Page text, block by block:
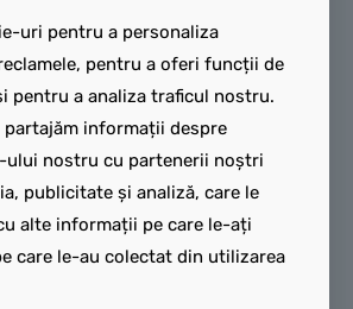
culoare
cu
de
și
albastră
plăcile
în costum de pterodactil,
Baubau, Pilot de curse cu
rucsac cu propulsie, Iubitor
de pisici, Practicant de
longboarding, Puști
astronom, Cupidon, Fan în
costum de hamster și
Colecționar de jucării de
uri pentru a personaliza
pentru a oferi funcții de
pentru a analiza traficul nostru.
partajăm informații despre
ului nostru cu partenerii noștri
publicitate și analiză, care le
alte informații pe care le-ați
care le-au colectat din utilizarea